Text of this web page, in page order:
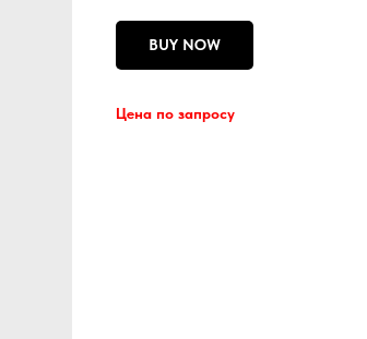
BUY NOW
Цена по запросу